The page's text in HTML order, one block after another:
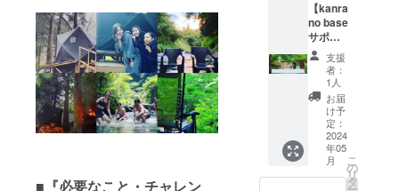
■『必要なこと・チャレン
ト1回の
定員は
10名ほ
ど、ご
利用の
際は直
接予約
をお願
いしま
す。
（有効
期限：
2025年
の状況
次第で
は、サ
ウナ室
設定温
度が前
後する
場合が
ござい
ますの
でご了
承くだ
さい。
用の際
は水着
着用と
なりま
す。 ＊
その他
必要な
もの・
タオ
ル、サ
ンダ
ル。 ＊
その他
間：2時
間
10:30~
12:30・
13:00~
15:00・
15:30~
17:30・
夜サウ
18:00~
20:00、
時間を
楽しん
でくだ
さい。
＊土
日・祝
日・休
前日限
定のご
利用で
す、２
名様ご
「とと
のい」
へ。
キャン
プ用具
一式レ
ンタル
とキャ
ンピン
グサ
ポート
が付い
はいつ
でもご
予約が
可能で
す、ご
予約の
際は施
設へ直
接ご連
絡をお
願いし
ます。
サウナ
に企
業・団
体・グ
ループ
名称を
記載さ
せてい
ただき
ます。
・サウ
ナチ
ケット
（日帰
【kanra
no base
サポー
ター】
宣言！
リター
ン特
権：の
れんに
記名、
サウナ
チケッ
ト進
支援
者：
1人
お届
け予
定：
2024
年05
月
こ
の
リ
タ